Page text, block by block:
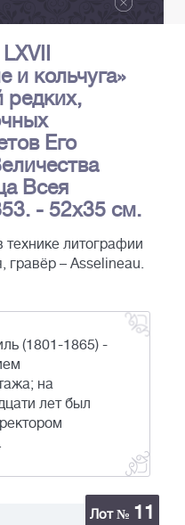
и кольчуга»
редких,
Его
Всея
- 52х35 см.
литографии
гравёр – Asselineau.
(1801-1865) -
на
лет был
Лот № 11